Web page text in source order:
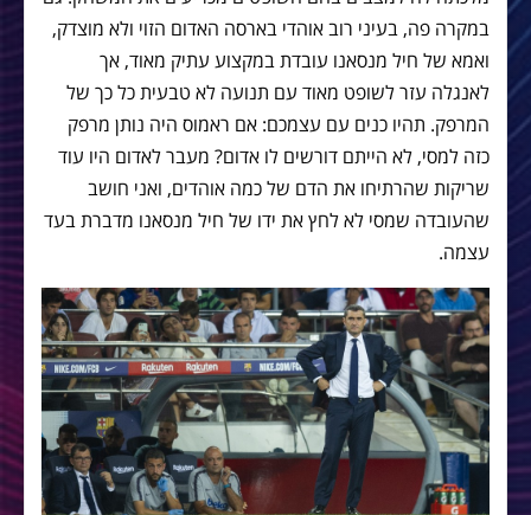
במקרה פה, בעיני רוב אוהדי בארסה האדום הזוי ולא מוצדק,
ואמא של חיל מנסאנו עובדת במקצוע עתיק מאוד, אך
לאנגלה עזר לשופט מאוד עם תנועה לא טבעית כל כך של
המרפק. תהיו כנים עם עצמכם: אם ראמוס היה נותן מרפק
כזה למסי, לא הייתם דורשים לו אדום? מעבר לאדום היו עוד
שריקות שהרתיחו את הדם של כמה אוהדים, ואני חושב
שהעובדה שמסי לא לחץ את ידו של חיל מנסאנו מדברת בעד
עצמה.